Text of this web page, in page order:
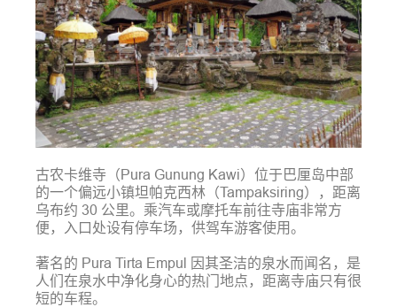
古农卡维寺（Pura Gunung Kawi）位于巴厘岛中部
的一个偏远小镇坦帕克西林（Tampaksiring），距离
乌布约 30 公里。乘汽车或摩托车前往寺庙非常方
便，入口处设有停车场，供驾车游客使用。
著名的 Pura Tirta Empul 因其圣洁的泉水而闻名，是
人们在泉水中净化身心的热门地点，距离寺庙只有很
短的车程。